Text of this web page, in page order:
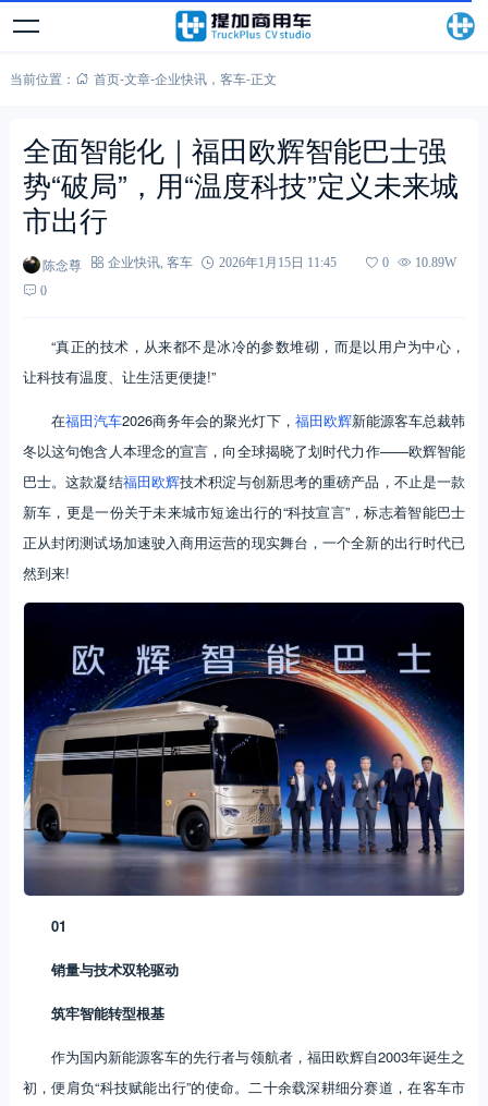
当前位置： 首页-文章-企业快讯， 客车-正文
全面智能化｜福田欧辉智能巴士强
势“破局”，用“温度科技”定义未来城
市出行
陈念尊 企业快讯, 客车 2026年1月15日 11:45 0
10.89W
0
“真正的技术，从来都不是冰冷的参数堆砌，而是以用户为中心，
让科技有温度、让生活更便捷!”
在福田汽车2026商务年会的聚光灯下， 福田欧辉新能源客车总裁韩
冬以这句饱含人本理念的宣言，向全球揭晓了划时代力作——欧辉智能
巴士。这款凝结福田欧辉技术积淀与创新思考的重磅产品，不止是一款
新车，更是一份关于未来城市短途出行的“科技宣言”，标志着智能巴士
正从封闭测试场加速驶入商用运营的现实舞台，一个全新的出行时代已
然到来!
01
销量与技术双轮驱动
筑牢智能转型根基
作为国内新能源客车的先行者与领航者，福田欧辉自2003年诞生之
初，便肩负“科技赋能出行”的使命。二十余载深耕细分赛道，在客车市